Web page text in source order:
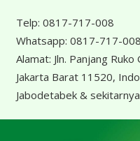
Telp: 0817-717-008
Whatsapp: 0817-717-008
Alamat: Jln. Panjang
Jakarta Barat 11520,
Jabodetabek &